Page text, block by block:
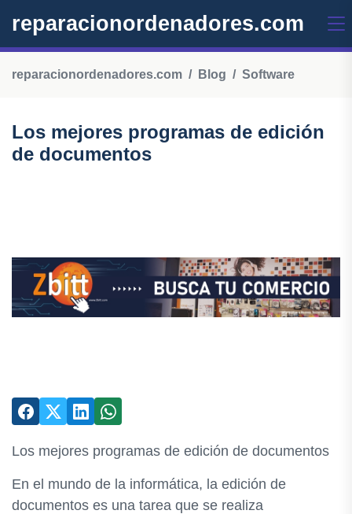
reparacionordenadores.com
reparacionordenadores.com Blog Software
Los mejores programas de edición
de documentos
Los mejores programas de edición de documentos
En el mundo de la informática, la edición de
documentos es una tarea que se realiza